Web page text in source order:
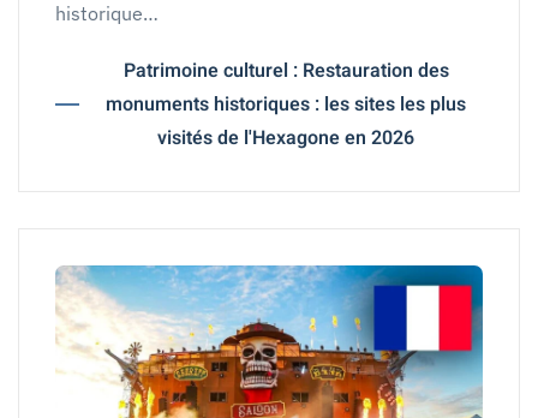
historique…
Patrimoine culturel : Restauration des
monuments historiques : les sites les plus
visités de l'Hexagone en 2026